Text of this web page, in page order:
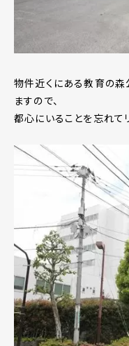
物件近くにある教育の森
ますので、
都心にいることを忘れて